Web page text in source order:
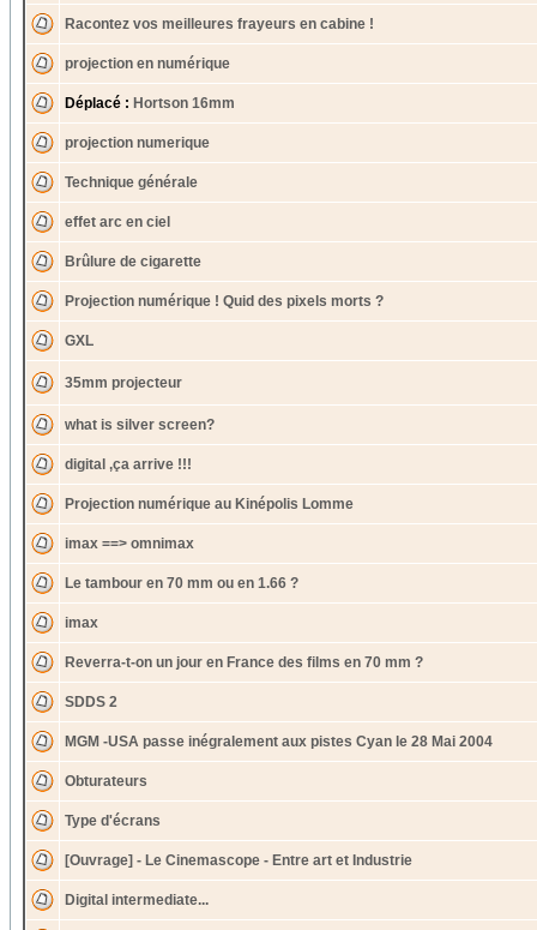
Racontez vos meilleures frayeurs en cabine !
projection en numérique
Déplacé : Hortson 16mm
projection numerique
Technique générale
effet arc en ciel
Brûlure de cigarette
Projection numérique ! Quid des pixels morts ?
GXL
35mm projecteur
what is silver screen?
digital ,ça arrive !!!
Projection numérique au Kinépolis Lomme
imax ==> omnimax
Le tambour en 70 mm ou en 1.66 ?
imax
Reverra-t-on un jour en France des films en 70 mm ?
SDDS 2
MGM -USA passe inégralement aux pistes Cyan le 28 Mai 2004
Obturateurs
Type d'écrans
[Ouvrage] - Le Cinemascope - Entre art et Industrie
Digital intermediate...